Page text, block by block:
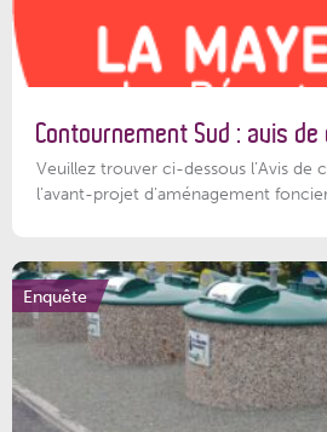
Contournement Sud : avis
Veuillez trouver ci-dessous l’Avis de
l'avant-projet d'aménagement
Enquête